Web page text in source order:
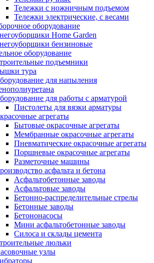
Тележки с ножничным подъемом
Тележки электрические, с весами
оборудование
Home Garden
бензиновые
оборудование
подъемники
тура
для напыления
для работы с арматурой
Пистолеты для вязки арматуры
агрегаты
Бытовые окрасочные агрегаты
Мембранные окрасочные агрегаты
Пневматические окрасочные агрегаты
Поршневые окрасочные агрегаты
Разметочные машины
асфальта и бетона
Асфальтобетонные заводы
Асфальтовые заводы
Бетонно-распределительные стрелы
Бетонные заводы
Бетононасосы
Мини асфальтобетонные заводы
Силоса и склады цемента
люльки
узлы